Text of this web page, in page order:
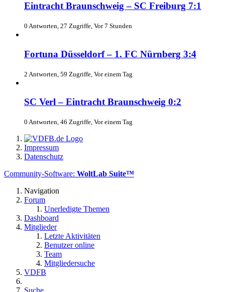
Eintracht Braunschweig – SC Freiburg 7:1
0 Antworten, 27 Zugriffe, Vor 7 Stunden
Fortuna Düsseldorf – 1. FC Nürnberg 3:4
2 Antworten, 59 Zugriffe, Vor einem Tag
SC Verl – Eintracht Braunschweig 0:2
0 Antworten, 46 Zugriffe, Vor einem Tag
Impressum
Datenschutz
Community-Software: WoltLab Suite™
Navigation
Forum
Unerledigte Themen
Dashboard
Mitglieder
Letzte Aktivitäten
Benutzer online
Team
Mitgliedersuche
VDFB
Suche